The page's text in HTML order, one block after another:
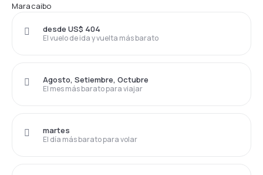
Maracaibo
El vuelo de ida y vuelta más barato
desde US$ 404
El mes más barato para viajar
Agosto, Setiembre, Octubre
El día más barato para volar
martes